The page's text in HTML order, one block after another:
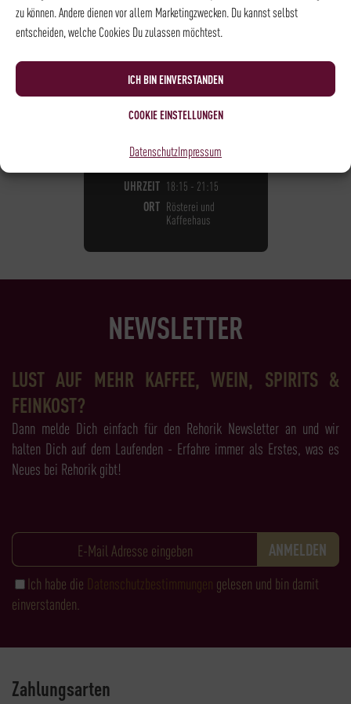
zu können. Andere dienen vor allem Marketingzwecken. Du kannst selbst
entscheiden, welche Cookies Du zulassen möchtest.
ICH BIN EINVERSTANDEN
COOKIE EINSTELLUNGEN
DatenschutzImpressum
KAFFEE - BARISTA LEVEL I
BARISTA LEVEL I
105,00€*
UHRZEIT 18:15 - 21:15
ORT Rösterei und
Kaffeehaus
NEWSLETTER
LUST AUF MEHR KAFFEE, WEIN, SPIRITS &
FEINKOST?
Dann melde Dich einfach für den Rehorik Newsletter an und wir
halten Dich auf dem Laufenden - Erfahre immer als Erstes, was es
Neues bei Rehorik gibt!
Ich habe die Datenschutzbestimmungen gelesen und bin damit
einverstanden.
Zahlungsarten